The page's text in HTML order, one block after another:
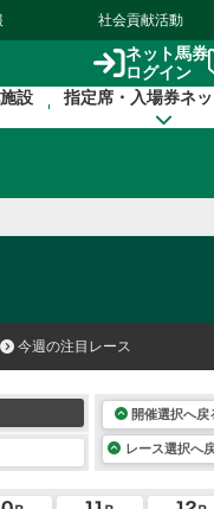
社会貢献活動
ネット馬券
ログイン
設 指定席・入場券ネ
今週の注目レース
開催選択へ戻
レース選択へ